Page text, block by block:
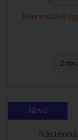
Momentálně
Nové